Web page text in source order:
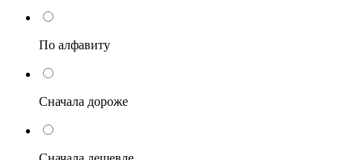
По алфавиту
Сначала дороже